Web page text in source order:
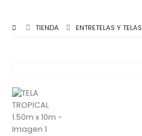
TIENDA ENTRETELAS Y TELAS